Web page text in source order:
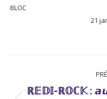
BLOC
21
NAVIGATION
ARTICLE
ℝ𝔼𝔻𝕀-ℝ𝕆ℂ𝕂 :